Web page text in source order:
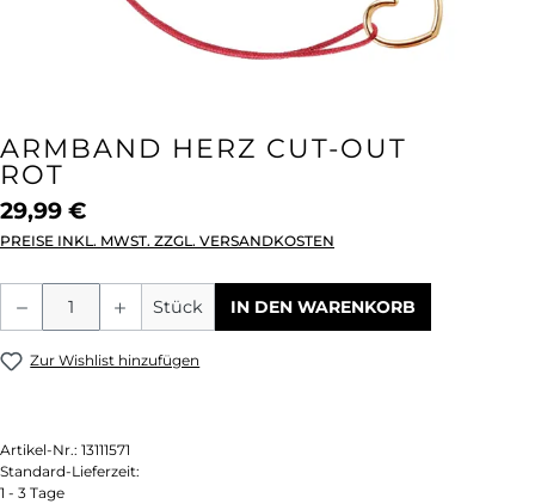
ARMBAND HERZ CUT-OUT
ROT
29,99 €
PREISE INKL. MWST. ZZGL. VERSANDKOSTEN
Produkt Anzahl: Gib den gewünschten
Stück IN DEN WARENKORB
Zur Wishlist hinzufügen
Artikel-Nr.: 13111571
Standard-Lieferzeit:
1 - 3 Tage